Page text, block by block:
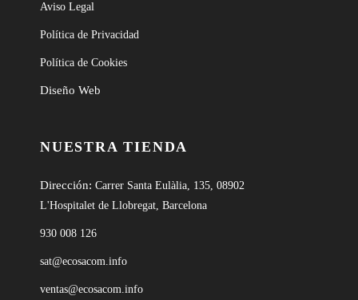
Aviso Legal
Política de Privacidad
Política de Cookies
Diseño Web
NUESTRA TIENDA
Dirección: Carrer Santa Eulàlia, 135, 08902
L'Hospitalet de Llobregat, Barcelona
930 008 126
sat@ecosacom.info
ventas@ecosacom.info